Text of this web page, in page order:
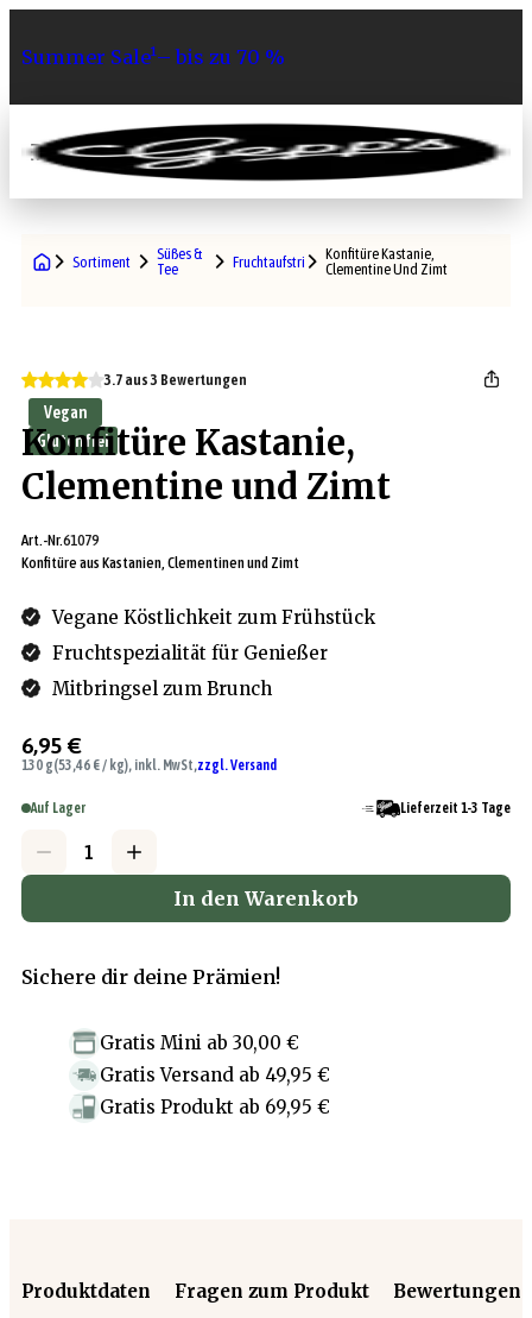
Summer Sale¹– bis zu 70 %
0
Sortiment
Süßes &
Tee
Fruchtaufstriche Konfitüre Kastanie,
Clementine Und Zimt
Vegan
Glutenfrei
3.7 aus 3 Bewertungen
Konfitüre Kastanie,
Clementine und Zimt
Art.-Nr.61079
Konfitüre aus Kastanien, Clementinen und Zimt
Vegane Köstlichkeit zum Frühstück
Fruchtspezialität für Genießer
Mitbringsel zum Brunch
6,95 €
130 g(53,46 € / kg), inkl. MwSt,zzgl. Versand
Auf Lager Lieferzeit 1-3 Tage
In den Warenkorb
Sichere dir deine Prämien!
Gratis Mini ab 30,00 €
Gratis Versand ab 49,95 €
Gratis Produkt ab 69,95 €
Produktdaten Fragen zum Produkt Bewertungen